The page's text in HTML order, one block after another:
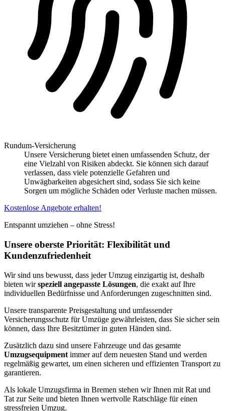
Rundum-Versicherung
Unsere Versicherung bietet einen umfassenden Schutz, der
eine Vielzahl von Risiken abdeckt. Sie können sich darauf
verlassen, dass viele potenzielle Gefahren und
Unwägbarkeiten abgesichert sind, sodass Sie sich keine
Sorgen um mögliche Schäden oder Verluste machen müssen.
Kostenlose Angebote erhalten!
Entspannt umziehen – ohne Stress!
Unsere oberste Priorität: Flexibilität und
Kundenzufriedenheit
Wir sind uns bewusst, dass jeder Umzug einzigartig ist, deshalb
bieten wirspeziell angepasste Lösungen, die exakt auf Ihre
individuellen Bedürfnisse und Anforderungen zugeschnitten sind.
Unsere transparente Preisgestaltung und umfassender
Versicherungsschutz für Umzüge gewährleisten, dass Sie sicher sein
können, dass Ihre Besitztümer in guten Händen sind.
Zusätzlich dazu sind unsere Fahrzeuge und das gesamte
Umzugsequipment immer auf dem neuesten Stand und werden
regelmäßig gewartet, um einen sicheren und effizienten Transport zu
garantieren.
Als lokale Umzugsfirma in Bremen stehen wir Ihnen mit Rat und
Tat zur Seite und bieten Ihnen wertvolle Ratschläge für einen
stressfreien Umzug.